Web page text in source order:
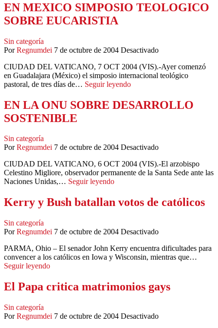
EN MEXICO SIMPOSIO TEOLOGICO
SOBRE EUCARISTIA
Sin categoría
Por Regnumdei 7 de octubre de 2004 Desactivado
CIUDAD DEL VATICANO, 7 OCT 2004 (VIS).-Ayer comenzó
en Guadalajara (México) el simposio internacional teológico
pastoral, de tres días de… Seguir leyendo
EN LA ONU SOBRE DESARROLLO
SOSTENIBLE
Sin categoría
Por Regnumdei 7 de octubre de 2004 Desactivado
CIUDAD DEL VATICANO, 6 OCT 2004 (VIS).-El arzobispo
Celestino Migliore, observador permanente de la Santa Sede ante las
Naciones Unidas,… Seguir leyendo
Kerry y Bush batallan votos de católicos
Sin categoría
Por Regnumdei 7 de octubre de 2004 Desactivado
PARMA, Ohio – El senador John Kerry encuentra dificultades para
convencer a los católicos en Iowa y Wisconsin, mientras que…
Seguir leyendo
El Papa critica matrimonios gays
Sin categoría
Por Regnumdei 7 de octubre de 2004 Desactivado